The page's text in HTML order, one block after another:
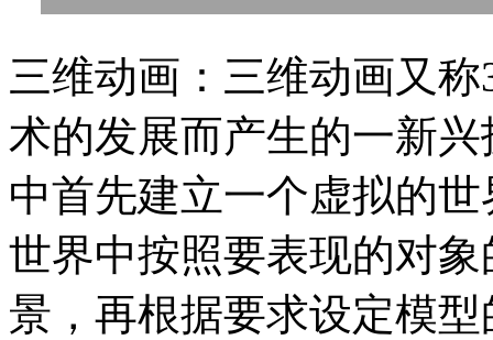
三维动画：三维动画又
术的发展而产生的一新
中首先建立一个虚拟的
世界中按照要表现的对
景，再根据要求设定模